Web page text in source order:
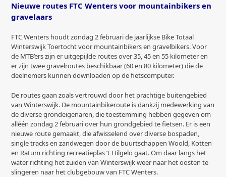
Nieuwe routes FTC Wenters voor mountainbikers en
gravelaars
FTC Wenters houdt zondag 2 februari de jaarlijkse Bike Totaal
Winterswijk Toertocht voor mountainbikers en gravelbikers. Voor
de MTB’ers zijn er uitgepijlde routes over 35, 45 en 55 kilometer en
er zijn twee gravelroutes beschikbaar (60 en 80 kilometer) die de
deelnemers kunnen downloaden op de fietscomputer.
De routes gaan zoals vertrouwd door het prachtige buitengebied
van Winterswijk. De mountainbikeroute is dankzij medewerking van
de diverse grondeigenaren, die toestemming hebben gegeven om
alléén zondag 2 februari over hun grondgebied te fietsen. Er is een
nieuwe route gemaakt, die afwisselend over diverse bospaden,
single tracks en zandwegen door de buurtschappen Woold, Kotten
en Ratum richting recreatieplas ’t Hilgelo gaat. Om daar langs het
water richting het zuiden van Winterswijk weer naar het oosten te
slingeren naar het clubgebouw van FTC Wenters.